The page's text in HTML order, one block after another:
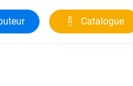
Catalogue